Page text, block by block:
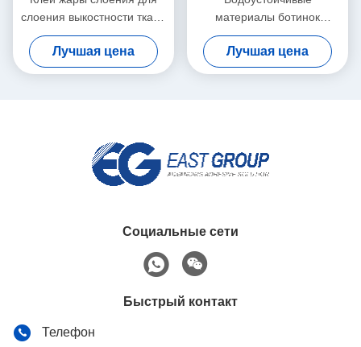
слоения выкостности ткани
20kg стабилизированного
Лучшая цена
материалы ботинок
нагревают клей для
твердого тела ткани 9009-
54-5 белого
Лучшая цена
Социальные сети
Быстрый контакт
Телефон